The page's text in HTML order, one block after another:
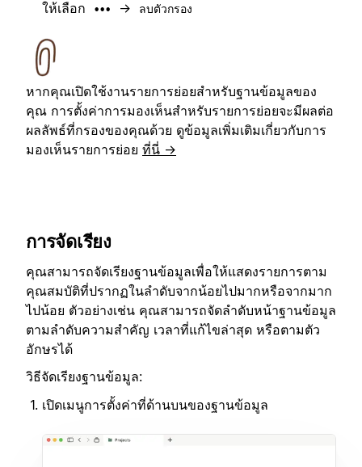
ให้เลือก
••• → ลบตัวกรอง
หากคุณเปิดใช้งานรายการย่อยสำหรับฐานข้อมูลของ
คุณ การตั้งค่าการมองเห็นสำหรับรายการย่อยจะมีผลต่อ
ผลลัพธ์ที่กรองของคุณด้วย ดูข้อมูลเพิ่มเติมเกี่ยวกับการ
มองเห็นรายการย่อย ที่นี่ →
การจัดเรียง
คุณสามารถจัดเรียงฐานข้อมูลเพื่อให้แสดงรายการตาม
คุณสมบัติที่ปรากฏในลำดับจากน้อยไปมากหรือจากมาก
ไปน้อย ตัวอย่างเช่น คุณสามารถจัดลำดับหน้าฐานข้อมูล
ตามลำดับความสำคัญ เวลาที่แก้ไขล่าสุด หรือตามตัว
อักษรได้
วิธีจัดเรียงฐานข้อมูล:
เปิดเมนูการตั้งค่าที่ด้านบนของฐานข้อมูล